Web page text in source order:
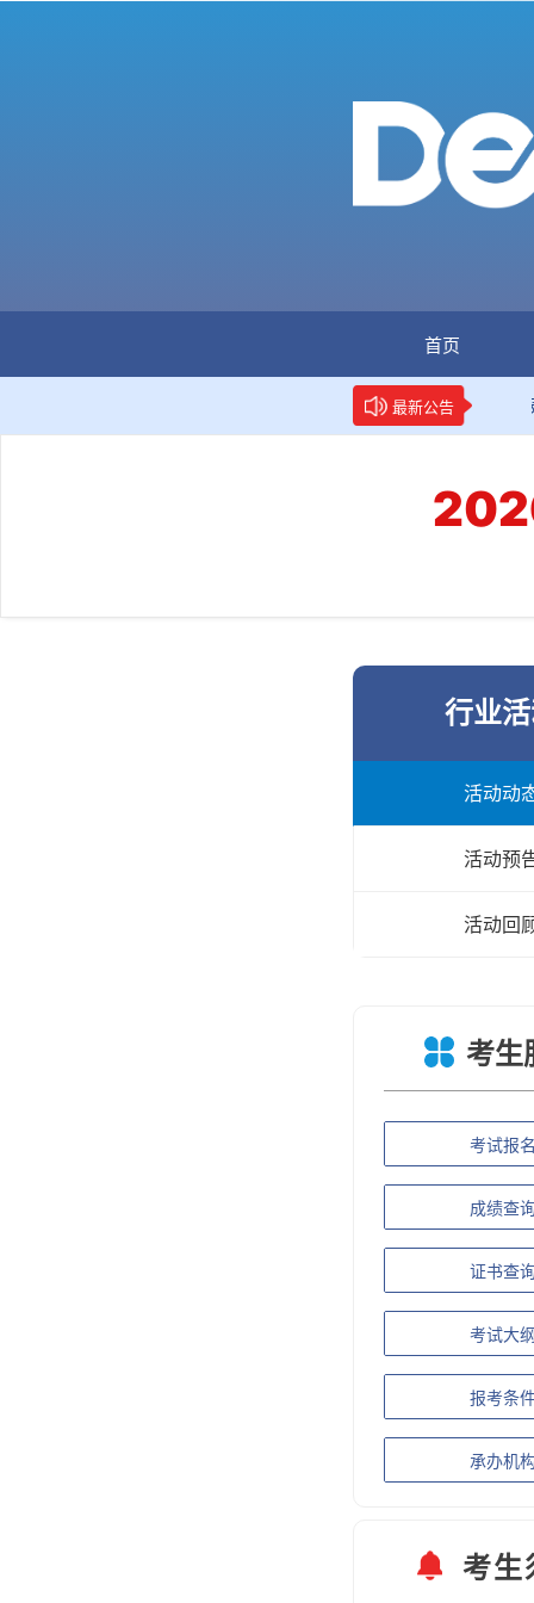
首页
最新公告
新华网权威报道：两项
行业
活动动
活动预
活动回
考生
考试报
成绩查
证书查
考试大
报考条
承办机
考生